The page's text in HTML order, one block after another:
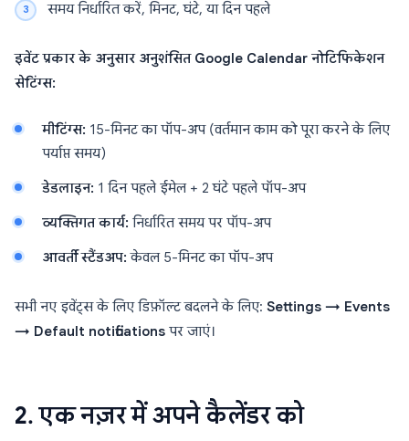
समय निर्धारित करें, मिनट, घंटे, या दिन पहले
इवेंट प्रकार के अनुसार अनुशंसित Google Calendar नोटिफिकेशन
सेटिंग्स:
मीटिंग्स: 15-मिनट का पॉप-अप (वर्तमान काम को पूरा करने के लिए
पर्याप्त समय)
डेडलाइन: 1 दिन पहले ईमेल + 2 घंटे पहले पॉप-अप
व्यक्तिगत कार्य: निर्धारित समय पर पॉप-अप
आवर्ती स्टैंडअप: केवल 5-मिनट का पॉप-अप
सभी नए इवेंट्स के लिए डिफ़ॉल्ट बदलने के लिए: Settings → Events
→ Default notifications पर जाएं।
2. एक नज़र में अपने कैलेंडर को